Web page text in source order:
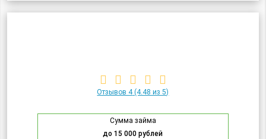
Отзывов 4(4.48 из 5)
Сумма займа
до 15 000 рублей